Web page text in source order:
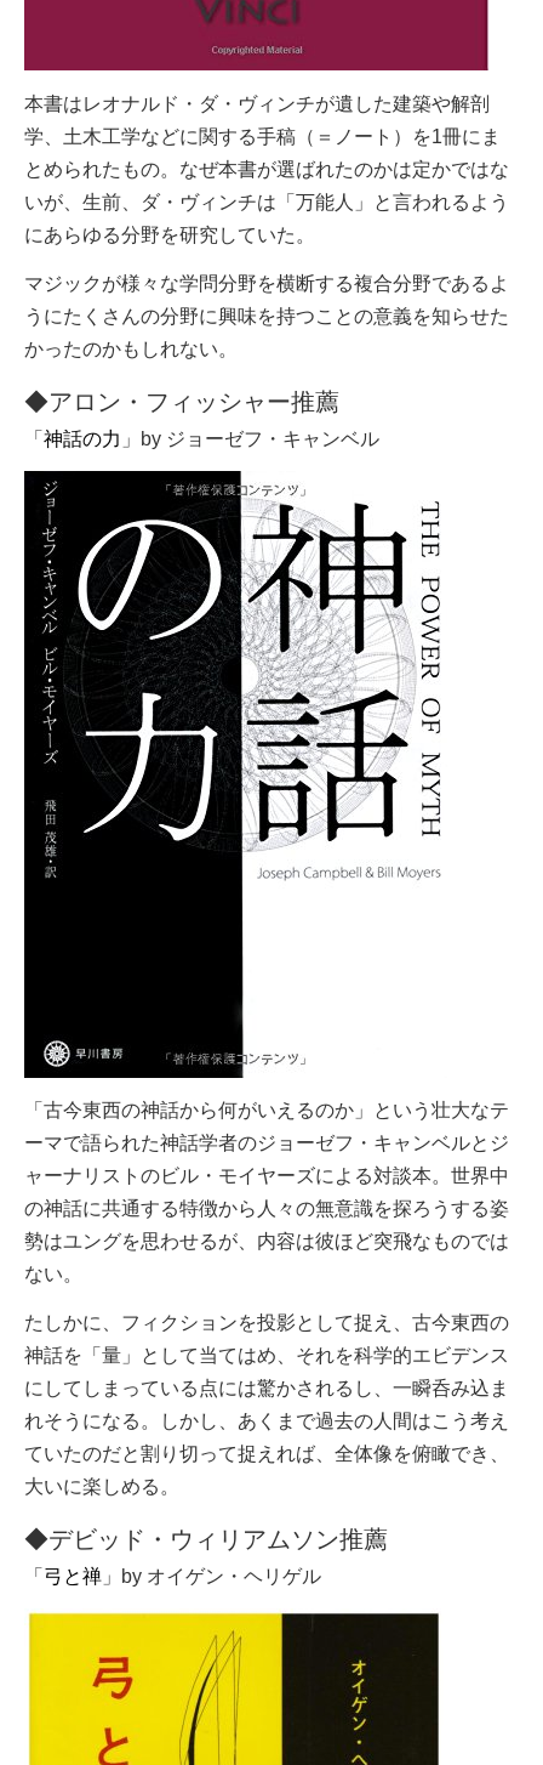
本書はレオナルド・ダ・ヴィンチが遺した建築や解剖
学、土木工学などに関する手稿（＝ノート）を1冊にま
とめられたもの。なぜ本書が選ばれたのかは定かではな
いが、生前、ダ・ヴィンチは「万能人」と言われるよう
にあらゆる分野を研究していた。
マジックが様々な学問分野を横断する複合分野であるよ
うにたくさんの分野に興味を持つことの意義を知らせた
かったのかもしれない。
◆アロン・フィッシャー推薦
「 神話の力 」by ジョーゼフ・キャンベル
「古今東西の神話から何がいえるのか」という壮大なテ
ーマで語られた神話学者のジョーゼフ・キャンベルとジ
ャーナリストのビル・モイヤーズによる対談本。世界中
の神話に共通する特徴から人々の無意識を探ろうする姿
勢はユングを思わせるが、内容は彼ほど突飛なものでは
ない。
たしかに、フィクションを投影として捉え、古今東西の
神話を「量」として当てはめ、それを科学的エビデンス
にしてしまっている点には驚かされるし、一瞬呑み込ま
れそうになる。しかし、あくまで過去の人間はこう考え
ていたのだと割り切って捉えれば、全体像を俯瞰でき、
大いに楽しめる。
◆デビッド・ウィリアムソン推薦
「 弓と禅 」by オイゲン・ヘリゲル